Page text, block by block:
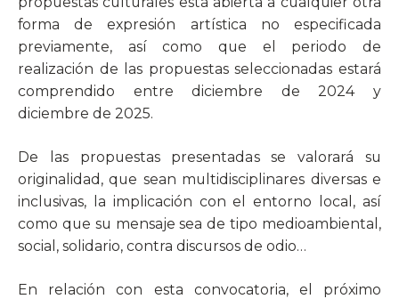
forma de expresión artística no especificada
previamente, así como que el periodo de
realización de las propuestas seleccionadas estará
comprendido entre diciembre de 2024 y
diciembre de 2025.
De las propuestas presentadas se valorará su
originalidad, que sean multidisciplinares diversas e
inclusivas, la implicación con el entorno local, así
como que su mensaje sea de tipo medioambiental,
social, solidario, contra discursos de odio…
En relación con esta convocatoria, el próximo